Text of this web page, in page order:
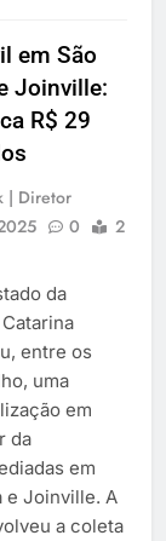
em São
Joinville:
R$ 29
| Diretor
0
2
da
entre os
uma
em
da
em
e Joinville. A
a coleta